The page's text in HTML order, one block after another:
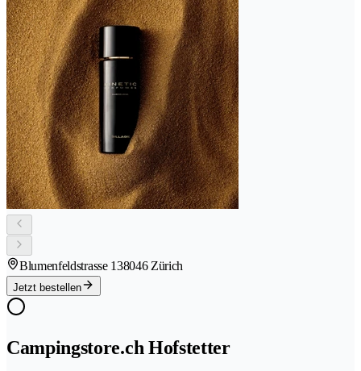
Blumenfeldstrasse 138046 Zürich
Jetzt bestellen
Campingstore.ch Hofstetter